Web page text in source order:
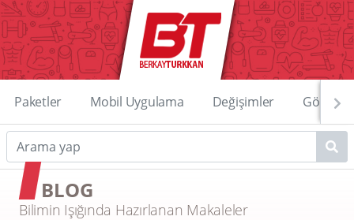
Paketler Mobil Uygulama Değişimler
BLOG
Bilimin Işığında Hazırlanan Makaleler